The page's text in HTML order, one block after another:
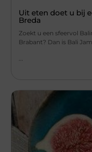
Uit eten doet u bij
Breda
Zoekt u een sfeervol
Brabant? Dan is Bali